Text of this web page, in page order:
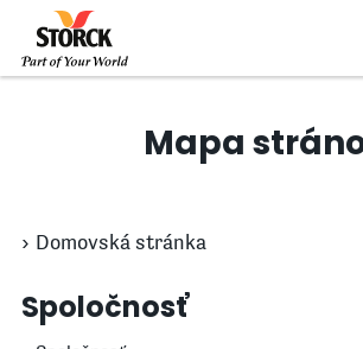
Mapa
Domovská stránka
Spoločnosť